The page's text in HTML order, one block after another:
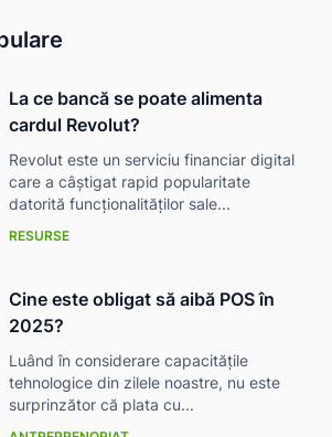
La ce bancă se poate alimenta
cardul Revolut?
Revolut este un serviciu financiar digital
care a câștigat rapid popularitate
datorită funcționalităților sale...
RESURSE
Cine este obligat să aibă POS în
2025?
Luând în considerare capacitățile
tehnologice din zilele noastre, nu este
surprinzător că plata cu...